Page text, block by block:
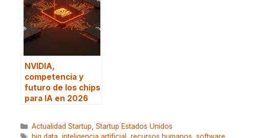
NVIDIA,
competencia y
futuro de los chips
para IA en 2026
Categorías
Actualidad Startup Startup Estados Unidos
Etiquetas